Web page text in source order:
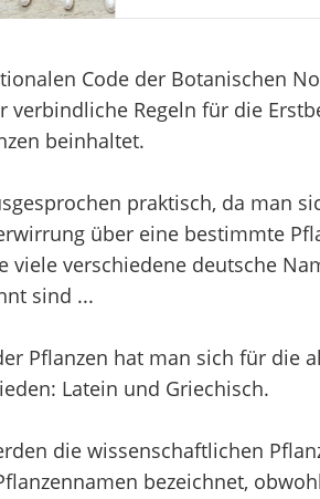
Code der Botanischen
verbindliche Regeln für die
beinhaltet.
praktisch, da man
über eine bestimmte
viele verschiedene deutsche
sind ...
Pflanzen hat man sich für die
Latein und Griechisch.
die wissenschaftlichen
bezeichnet,